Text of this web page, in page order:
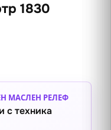
1830
МАСЛЕН РЕЛЕФ
с техника